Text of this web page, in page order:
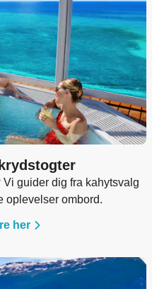
guider dig fra kahytsvalg
oplevelser ombord.
her